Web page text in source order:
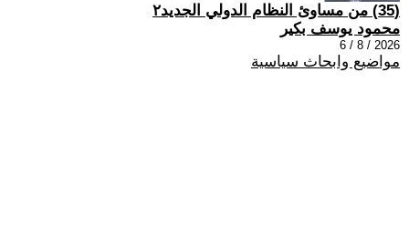
(35) من مساوئ النظام الدولي الجديد٢
محمود يوسف بكير
2026 / 8 / 6
مواضيع وابحاث سياسية